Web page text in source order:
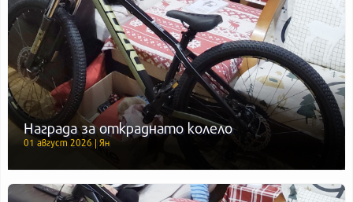
Награда за откраднато колело
01 август 2026 | Ян